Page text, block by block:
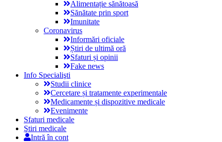
Alimentație sănătoasă
Sănătate prin sport
Imunitate
Coronavirus
Informări oficiale
Știri de ultimă oră
Sfaturi și opinii
Fake news
Info Specialişti
Studii clinice
Cercetare și tratamente experimentale
Medicamente și dispozitive medicale
Evenimente
Sfaturi medicale
Ştiri medicale
Intră în cont